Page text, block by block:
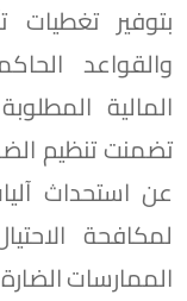
بتوفير تغطيات
والقواعد
المالية
تضمنت تنظيم
عن استحداث
لمكافحة
الممارسات